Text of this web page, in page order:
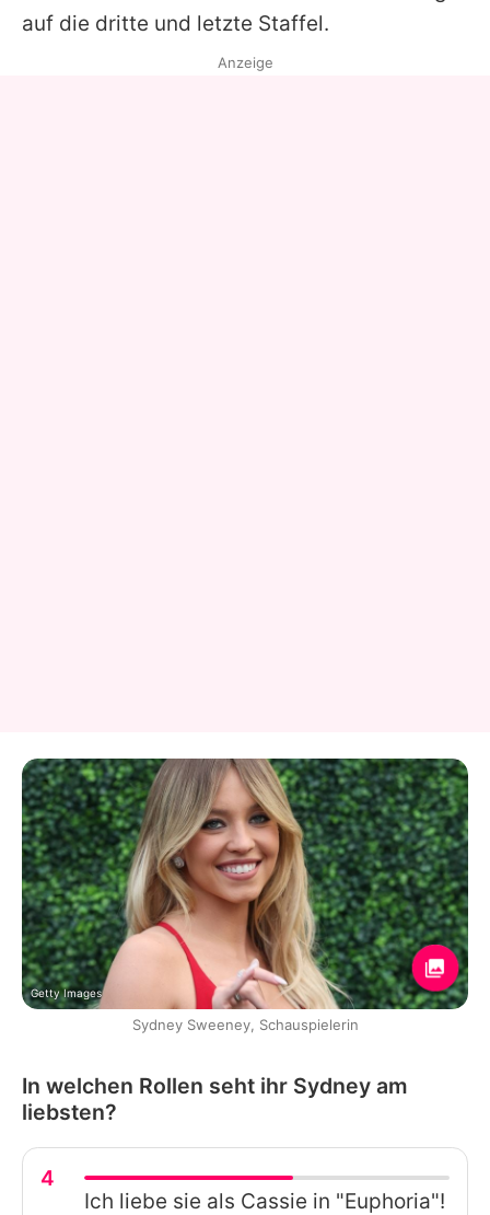
auf die dritte und letzte Staffel.
Anzeige
Getty Images
Sydney Sweeney, Schauspielerin
In welchen Rollen seht ihr Sydney am
liebsten?
4
Ich liebe sie als Cassie in "Euphoria"!